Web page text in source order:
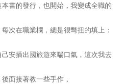
書的發行，也開始，我變成全職的
次在職業欄，總是很彆扭的填上：
安插出國旅遊來喘口氣，這次我去
面接著教一些手作，